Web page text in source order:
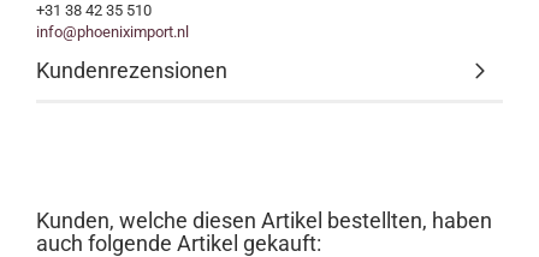
+31 38 42 35 510
info@phoeniximport.nl
Kundenrezensionen
Kunden, welche diesen Artikel bestellten, haben
auch folgende Artikel gekauft: